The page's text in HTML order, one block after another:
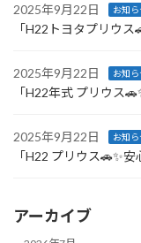
2025年9月22日 お知ら
「H22トヨタプリウ
2025年9月22日 お知ら
「H22年式 プリウス
2025年9月22日 お知ら
「H22 プリウス🚗✨
アーカイブ